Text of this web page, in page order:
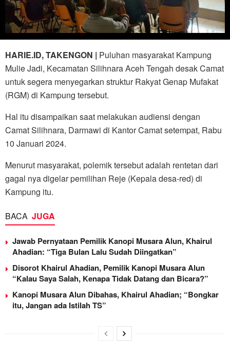
HARIE.ID, TAKENGON | Puluhan masyarakat Kampung
Mulie Jadi, Kecamatan Silihnara Aceh Tengah desak Camat
untuk segera menyegarkan struktur Rakyat Genap Mufakat
(RGM) di Kampung tersebut.
Hal itu disampaikan saat melakukan audiensi dengan
Camat Silihnara, Darmawi di Kantor Camat setempat, Rabu
10 Januari 2024.
Menurut masyarakat, polemik tersebut adalah rentetan dari
gagal nya digelar pemilihan Reje (Kepala desa-red) di
Kampung itu.
BACA JUGA
Jawab Pernyataan Pemilik Kanopi Musara Alun, Khairul
Ahadian: “Tiga Bulan Lalu Sudah Diingatkan”
Disorot Khairul Ahadian, Pemilik Kanopi Musara Alun
“Kalau Saya Salah, Kenapa Tidak Datang dan Bicara?”
Kanopi Musara Alun Dibahas, Khairul Ahadian; “Bongkar
itu, Jangan ada Istilah TS”